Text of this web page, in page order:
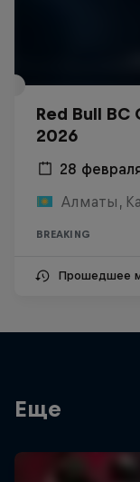
Red Bull BC
2026
28
Алматы,
BREAKING
Прошедшее
Еще